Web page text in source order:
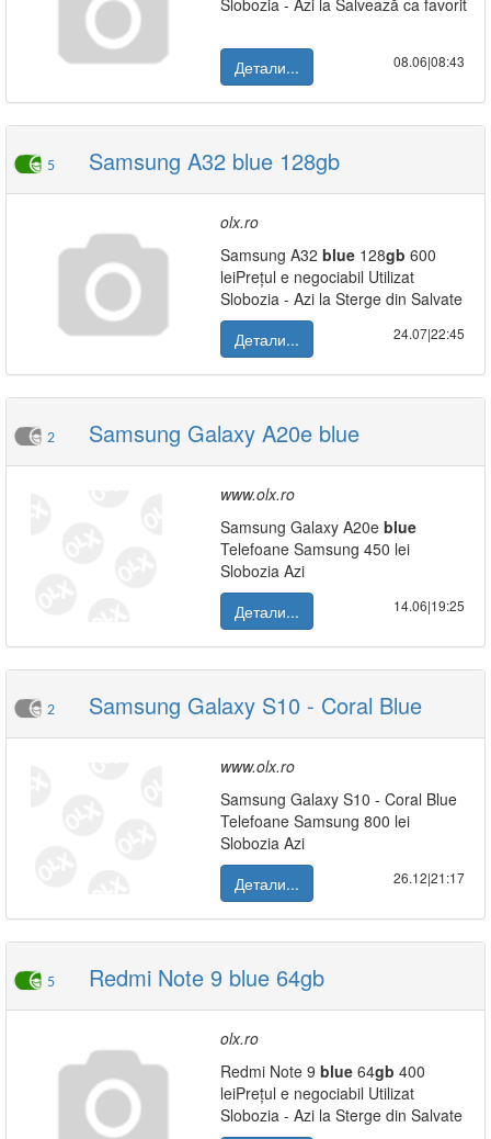
Slobozia - Azi la Salvează ca favorit
Детали... 08.06|08:43
5 Samsung A32 blue 128gb
olx.ro
Samsung A32 blue 128gb 600
leiPrețul e negociabil Utilizat
Slobozia - Azi la Sterge din Salvate
Детали...
24.07|22:45
2 Samsung Galaxy A20e blue
www.olx.ro
Samsung Galaxy A20e blue
Telefoane Samsung 450 lei
Slobozia Azi
Детали...
14.06|19:25
2 Samsung Galaxy S10 - Coral Blue
www.olx.ro
Samsung Galaxy S10 - Coral Blue
Telefoane Samsung 800 lei
Slobozia Azi
Детали...
26.12|21:17
5 Redmi Note 9 blue 64gb
olx.ro
Redmi Note 9 blue 64gb 400
leiPrețul e negociabil Utilizat
Slobozia - Azi la Sterge din Salvate